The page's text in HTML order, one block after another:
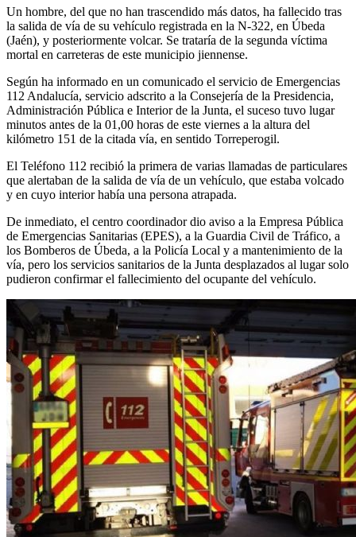
Un hombre, del que no han trascendido más datos, ha fallecido tras
la salida de vía de su vehículo registrada en la N-322, en Úbeda
(Jaén), y posteriormente volcar. Se trataría de la segunda víctima
mortal en carreteras de este municipio jiennense.
Según ha informado en un comunicado el servicio de Emergencias
112 Andalucía, servicio adscrito a la Consejería de la Presidencia,
Administración Pública e Interior de la Junta, el suceso tuvo lugar
minutos antes de la 01,00 horas de este viernes a la altura del
kilómetro 151 de la citada vía, en sentido Torreperogil.
El Teléfono 112 recibió la primera de varias llamadas de particulares
que alertaban de la salida de vía de un vehículo, que estaba volcado
y en cuyo interior había una persona atrapada.
De inmediato, el centro coordinador dio aviso a la Empresa Pública
de Emergencias Sanitarias (EPES), a la Guardia Civil de Tráfico, a
los Bomberos de Úbeda, a la Policía Local y a mantenimiento de la
vía, pero los servicios sanitarios de la Junta desplazados al lugar solo
pudieron confirmar el fallecimiento del ocupante del vehículo.